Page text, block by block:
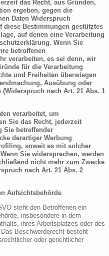
das Recht, aus Gründen,
ergeben, gegen die
Daten Widerspruch
Bestimmungen gestütztes
auf denen eine Verarbeitung
Wenn Sie
betroffenen
verarbeiten, es sei denn, wir
für die Verarbeitung
und Freiheiten überwiegen
Ausübung oder
nach Art. 21 Abs. 1
verarbeitet, um
Sie das Recht, jederzeit
Sie betreffender
derartiger Werbung
soweit es mit solcher
Sie widersprechen, werden
nicht mehr zum Zwecke
nach Art. 21 Abs. 2
Aufsichtsbehörde
steht den Betroffenen ein
insbesondere in dem
ihres Arbeitsplatzes oder des
Beschwerderecht besteht
oder gerichtlicher